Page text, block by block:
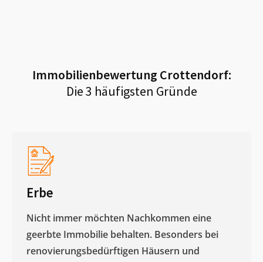
Immobilienbewertung Crottendorf:
Die 3 häufigsten Gründe
Erbe
Nicht immer möchten Nachkommen eine
geerbte Immobilie behalten. Besonders bei
renovierungsbedürftigen Häusern und